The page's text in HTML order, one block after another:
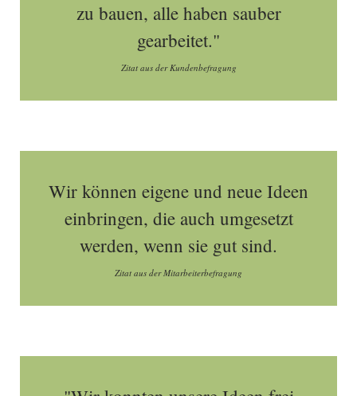
zu bauen, alle haben sauber
gearbeitet."
Zitat aus der Kundenbefragung
Wir können eigene und neue Ideen
einbringen, die auch umgesetzt
werden, wenn sie gut sind.
Zitat aus der Mitarbeiterbefragung